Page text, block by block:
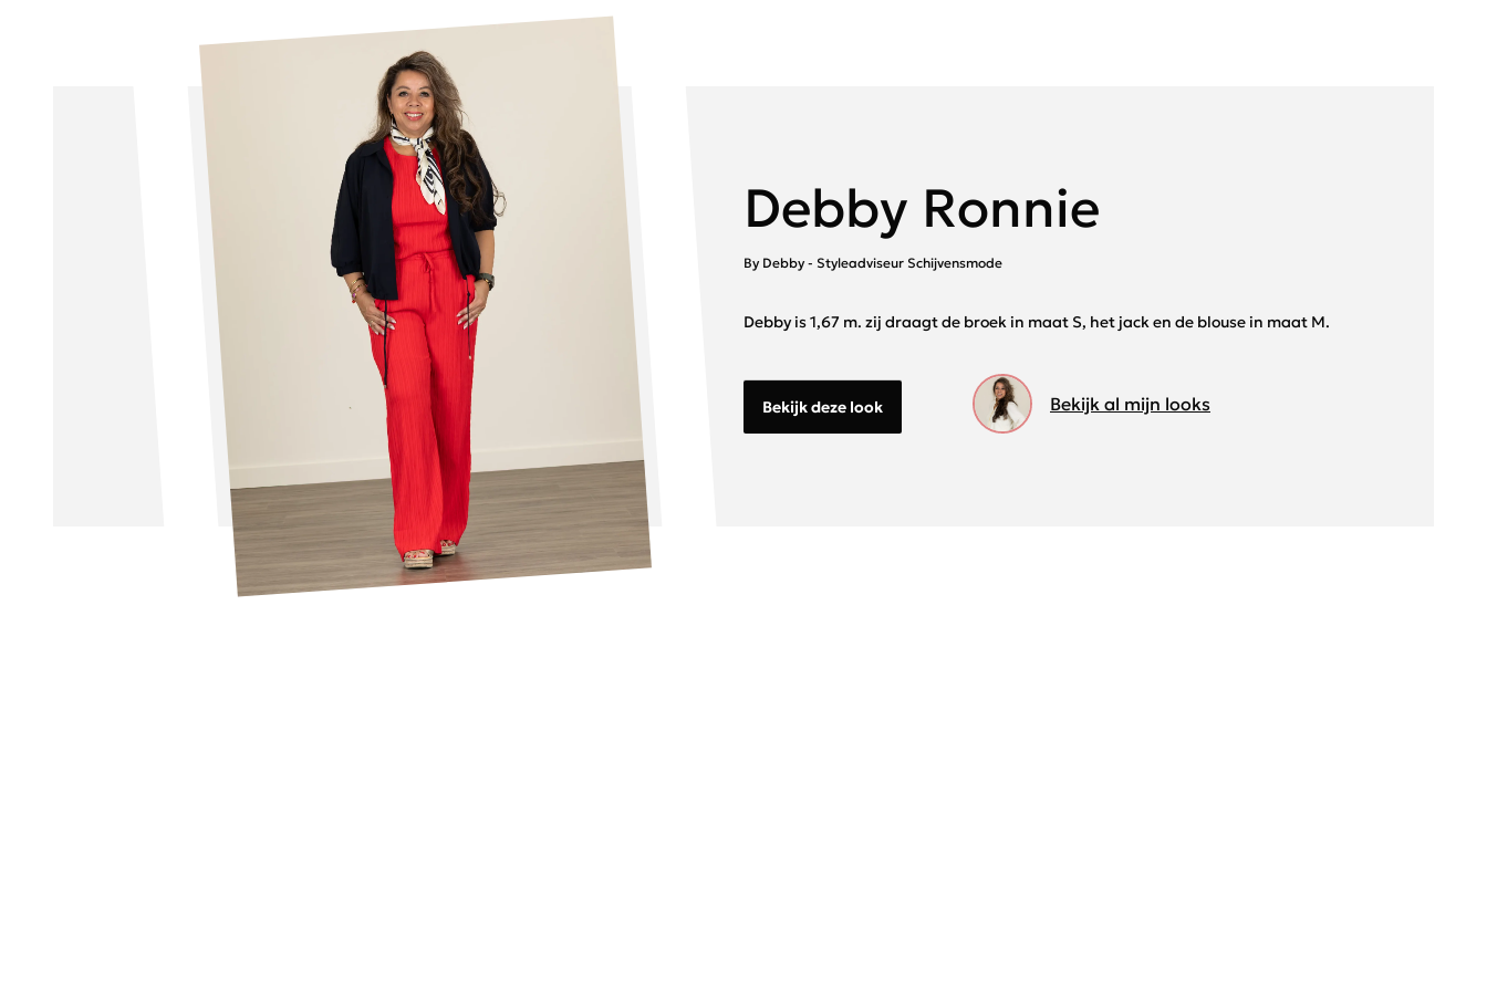
Debby Ronnie
By Debby - Styleadviseur Schijvensmode
Debby is 1,67 m. zij draagt de broek in maat S, het jack en de blouse in maat M.
Bekijk deze look Bekijk al mijn looks